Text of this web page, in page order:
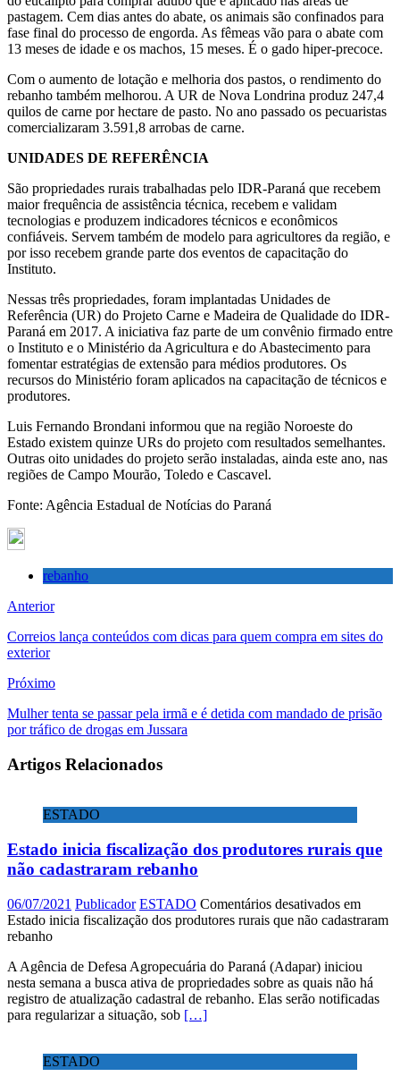
pastagem. Cem dias antes do abate, os animais são confinados para
fase final do processo de engorda. As fêmeas vão para o abate com
13 meses de idade e os machos, 15 meses. É o gado hiper-precoce.
Com o aumento de lotação e melhoria dos pastos, o rendimento do
rebanho também melhorou. A UR de Nova Londrina produz 247,4
quilos de carne por hectare de pasto. No ano passado os pecuaristas
comercializaram 3.591,8 arrobas de carne.
UNIDADES DE REFERÊNCIA
São propriedades rurais trabalhadas pelo IDR-Paraná que recebem
maior frequência de assistência técnica, recebem e validam
tecnologias e produzem indicadores técnicos e econômicos
confiáveis. Servem também de modelo para agricultores da região, e
por isso recebem grande parte dos eventos de capacitação do
Instituto.
Nessas três propriedades, foram implantadas Unidades de
Referência (UR) do Projeto Carne e Madeira de Qualidade do IDR-
Paraná em 2017. A iniciativa faz parte de um convênio firmado entre
o Instituto e o Ministério da Agricultura e do Abastecimento para
fomentar estratégias de extensão para médios produtores. Os
recursos do Ministério foram aplicados na capacitação de técnicos e
produtores.
Luis Fernando Brondani informou que na região Noroeste do
Estado existem quinze URs do projeto com resultados semelhantes.
Outras oito unidades do projeto serão instaladas, ainda este ano, nas
regiões de Campo Mourão, Toledo e Cascavel.
Fonte: Agência Estadual de Notícias do Paraná
rebanho
Anterior
Correios lança conteúdos com dicas para quem compra em sites do
exterior
Próximo
Mulher tenta se passar pela irmã e é detida com mandado de prisão
por tráfico de drogas em Jussara
Artigos Relacionados
ESTADO
Estado inicia fiscalização dos produtores rurais que
não cadastraram rebanho
06/07/2021 Publicador ESTADO Comentários desativados em
Estado inicia fiscalização dos produtores rurais que não cadastraram
rebanho
A Agência de Defesa Agropecuária do Paraná (Adapar) iniciou
nesta semana a busca ativa de propriedades sobre as quais não há
registro de atualização cadastral de rebanho. Elas serão notificadas
para regularizar a situação, sob […]
ESTADO